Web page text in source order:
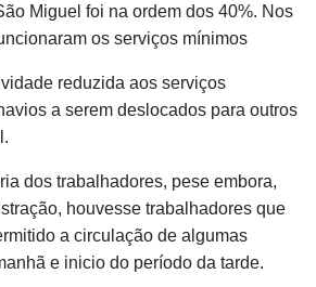
Miguel foi na ordem dos 40%. Nos
os serviços mínimos
reduzida aos serviços
a serem deslocados para outros
dos trabalhadores, pese embora,
houvesse trabalhadores que
a circulação de algumas
e inicio do período da tarde.